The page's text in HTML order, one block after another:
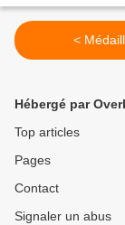
<
Hébergé par
Top articles
Pages
Contact
Signaler un abus